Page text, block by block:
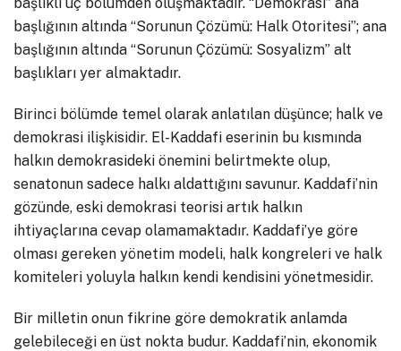
başlığının altında “Sorunun Çözümü: Halk Otoritesi”; ana
başlığının altında “Sorunun Çözümü: Sosyalizm” alt
başlıkları yer almaktadır.
Birinci bölümde temel olarak anlatılan düşünce; halk ve
demokrasi ilişkisidir. El-Kaddafi eserinin bu kısmında
halkın demokrasideki önemini belirtmekte olup,
senatonun sadece halkı aldattığını savunur. Kaddafi’nin
gözünde, eski demokrasi teorisi artık halkın
ihtiyaçlarına cevap olamamaktadır. Kaddafi’ye göre
olması gereken yönetim modeli, halk kongreleri ve halk
komiteleri yoluyla halkın kendi kendisini yönetmesidir.
Bir milletin onun fikrine göre demokratik anlamda
gelebileceği en üst nokta budur. Kaddafi’nin, ekonomik